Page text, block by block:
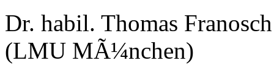
Dr. habil. Thomas Franosch
(LMU MÃ¼nchen)